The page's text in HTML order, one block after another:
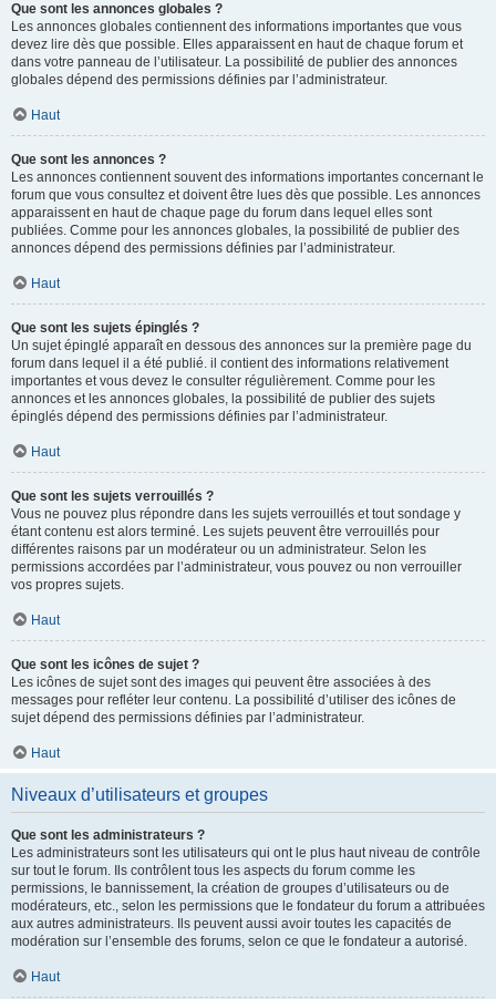
Que sont les annonces globales ?
Les annonces globales contiennent des informations importantes que vous
devez lire dès que possible. Elles apparaissent en haut de chaque forum et
dans votre panneau de l’utilisateur. La possibilité de publier des annonces
globales dépend des permissions définies par l’administrateur.
Haut
Que sont les annonces ?
Les annonces contiennent souvent des informations importantes concernant le
forum que vous consultez et doivent être lues dès que possible. Les annonces
apparaissent en haut de chaque page du forum dans lequel elles sont
publiées. Comme pour les annonces globales, la possibilité de publier des
annonces dépend des permissions définies par l’administrateur.
Haut
Que sont les sujets épinglés ?
Un sujet épinglé apparaît en dessous des annonces sur la première page du
forum dans lequel il a été publié. il contient des informations relativement
importantes et vous devez le consulter régulièrement. Comme pour les
annonces et les annonces globales, la possibilité de publier des sujets
épinglés dépend des permissions définies par l’administrateur.
Haut
Que sont les sujets verrouillés ?
Vous ne pouvez plus répondre dans les sujets verrouillés et tout sondage y
étant contenu est alors terminé. Les sujets peuvent être verrouillés pour
différentes raisons par un modérateur ou un administrateur. Selon les
permissions accordées par l’administrateur, vous pouvez ou non verrouiller
vos propres sujets.
Haut
Que sont les icônes de sujet ?
Les icônes de sujet sont des images qui peuvent être associées à des
messages pour refléter leur contenu. La possibilité d’utiliser des icônes de
sujet dépend des permissions définies par l’administrateur.
Haut
Niveaux d’utilisateurs et groupes
Que sont les administrateurs ?
Les administrateurs sont les utilisateurs qui ont le plus haut niveau de contrôle
sur tout le forum. Ils contrôlent tous les aspects du forum comme les
permissions, le bannissement, la création de groupes d’utilisateurs ou de
modérateurs, etc., selon les permissions que le fondateur du forum a attribuées
aux autres administrateurs. Ils peuvent aussi avoir toutes les capacités de
modération sur l’ensemble des forums, selon ce que le fondateur a autorisé.
Haut